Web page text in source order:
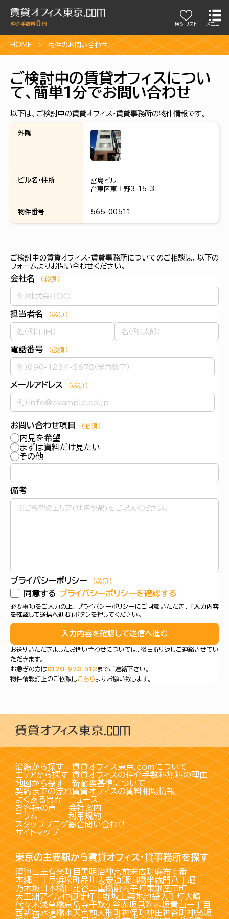
検討リスト メニュー
HOME 物件のお問い合わせ
ご検討中の賃貸オフィスについ
て、簡単1分でお問い合わせ
以下は、ご検討中の賃貸オフィス・賃貸事務所の物件情報です。
外観
ビル名・住所
宮島ビル
台東区東上野3-15-3
物件番号 565-00511
ご検討中の賃貸オフィス・賃貸事務所についてのご相談は、以下の
フォームよりお問い合わせください。
会社名 （必須）
担当者名 （必須）
電話番号 （必須）
メールアドレス （必須）
お問い合わせ項目 （必須）
内見を希望
まずは資料だけ見たい
その他
備考
プライバシーポリシー （必須）
同意する プライバシーポリシーを確認する
必要事項をご入力の上、プライバシーポリシーにご同意いただき、
「入力内容
を確認して送信へ進む」ボタンを押してください。
入力内容を確認して送信へ進む
お送りいただきましたお問い合わせについては、後日折り返しご連絡させてい
ただきます。
お急ぎの方は0120-978-512までご連絡下さい。
物件情報訂正のご依頼はこちらよりお願い致します。
沿線から探す
エリアから探す
地図から探す
契約までの流れ
賃貸オフィス東京.comについて
賃貸オフィスの仲介手数料無料の理由
新耐震基準について
賃貸オフィスの賃料相場情報
よくある質問
お客様の声
コラム
スタッフブログ
サイトマップ
ニュース
会社案内
利用規約
総合問い合わせ
東京の主要駅から賃貸オフィス・貸事務所を探す
溜池山王有楽町目黒明治神宮前末広町麻布十番
本郷三丁目浜松町品川 表参道飯田橋半蔵門八丁堀
乃木坂日本橋日比谷二重橋前内幸町東銀座田町
天王洲アイル仲御徒町中野坂上築地池袋大手町大崎
代々木浅草橋泉岳寺千駄ヶ谷赤坂見附赤坂青山一丁目
西新宿水道橋水天宮前人形町神保町神田神谷町神楽坂